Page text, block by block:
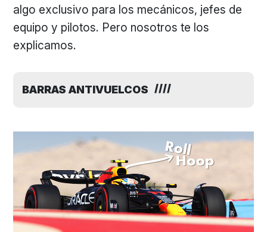
algo exclusivo para los mecánicos, jefes de
equipo y pilotos. Pero nosotros te los
explicamos.
BARRAS ANTIVUELCOS